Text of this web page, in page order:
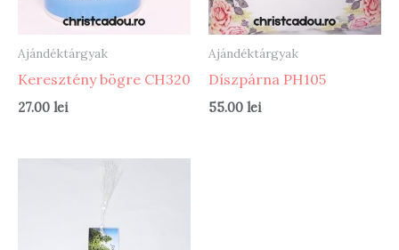
Ajándéktárgyak
Keresztény bögre CH320
27.00 lei
Ajándéktárgyak
Díszpárna PH105
55.00 lei